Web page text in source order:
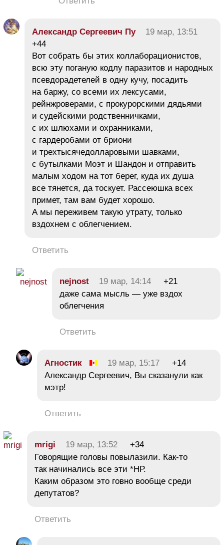
Александр Сергеевич Пу
19 мар, 13:51
+44
Вот собрать бы этих коллаборационистов,
всю эту поганую кодлу паразитов и народных
псевдорадетелей в одну кучу, посадить
на баржу, со всеми их лексусами,
рейнжроверами, с прокурорскими дядьями
и судейскими родственничками,
с их шлюхами и охранниками,
с гардеробами от бриони
и трехтысячедолларовыми шавками,
с бутылками Моэт и Шандон и отправить
малым ходом на тот берег, куда их душа
все тянется, да тоскует. Рассеюшка всех
примет, там вам будет хорошо.
А мы переживем такую утрату, только
вздохнем с облегчением.
Ответить
nejnost 19 мар, 14:14
+21
даже сама мысль — уже вздох
облегчения
Ответить
Агностик 19 мар, 15:17
+14
Александр Сергеевич, Вы сказанули как
мэтр!
Ответить
mrigi 19 мар, 13:52
+34
Говорящие головы повылазили. Как-то
так начинались все эти *НР.
Каким образом это говно вообще среди
депутатов?
Ответить